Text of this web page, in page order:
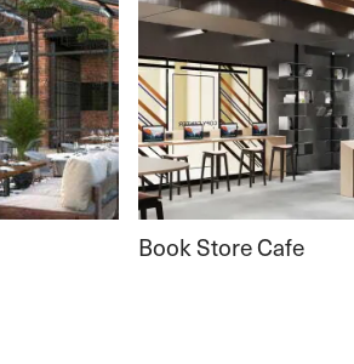
Book Store Cafe